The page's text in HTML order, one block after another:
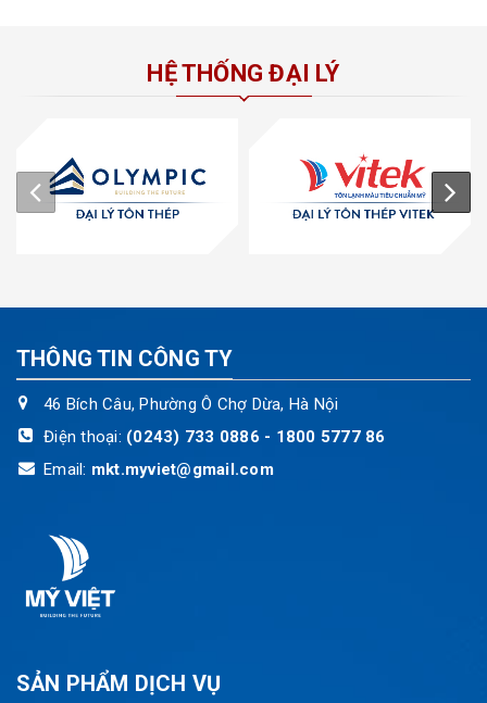
HỆ THỐNG ĐẠI LÝ
THÔNG TIN CÔNG TY
46 Bích Câu, Phường Ô Chợ Dừa, Hà Nội
Điện thoại: (0243) 733 0886 - 1800 5777 86
Email: mkt.myviet@gmail.com
SẢN PHẨM DỊCH VỤ